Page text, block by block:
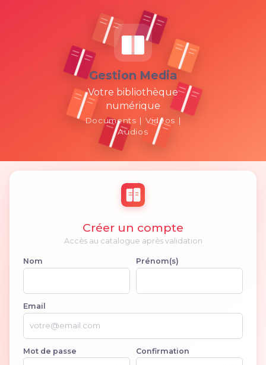
Gestion Media
Votre bibliothèque
numérique
Documents | Vidéos |
Audios
Créer un compte
Accès au catalogue après validation
Nom Prénom(s)
Email
Mot de passe Confirmation